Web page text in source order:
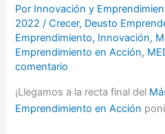
Por Innovación y
2022 /Crecer, Deusto
Emprendimiento, Innovación,
Emprendimiento en Acción,
comentario
¡Llegamos a la recta final del
Emprendimiento en Acción